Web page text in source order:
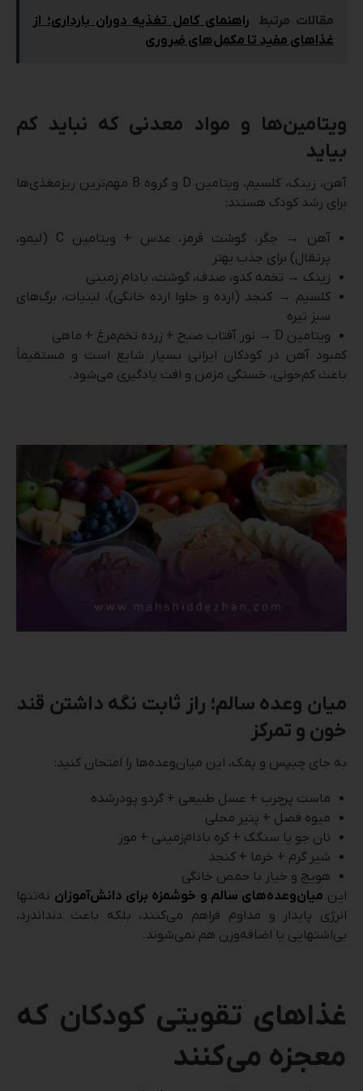
مقالات مرتبط
راهنمای کامل تغذیه دوران بارداری؛ از
غذاهای مفید تا مکمل‌های ضروری
ویتامین‌ها و مواد معدنی که نباید کم
بیاید
آهن، زینک، کلسیم، ویتامین D و گروه B مهم‌ترین ریزمغذی‌ها
برای رشد کودک هستند:
آهن → جگر، گوشت قرمز، عدس + ویتامین C (لیمو،
پرتقال) برای جذب بهتر
زینک → تخمه کدو، صدف، گوشت، بادام زمینی
کلسیم → کنجد (ارده و حلوا ارده خانگی)، لبنیات، برگ‌های
سبز تیره
ویتامین D → نور آفتاب صبح + زرده تخم‌مرغ + ماهی
کمبود آهن در کودکان ایرانی بسیار شایع است و مستقیماً
باعث کم‌خونی، خستگی مزمن و افت یادگیری می‌شود.
میان وعده سالم؛ راز ثابت نگه داشتن قند
خون و تمرکز
به جای چیپس و پفک، این میان‌وعده‌ها را امتحان کنید:
ماست پرچرب + عسل طبیعی + گردو پودرشده
میوه فصل + پنیر محلی
نان جو یا سنگک + کره بادام‌زمینی + موز
شیر گرم + خرما + کنجد
هویج و خیار با حمص خانگی
این میان‌وعده‌های سالم و خوشمزه برای دانش‌آموزان نه‌تنها
انرژی پایدار و مداوم فراهم می‌کنند، بلکه باعث دنداندرد،
بی‌اشتهایی یا اضافه‌وزن هم نمی‌شوند.
غذاهای تقویتی کودکان که
معجزه می‌کنند